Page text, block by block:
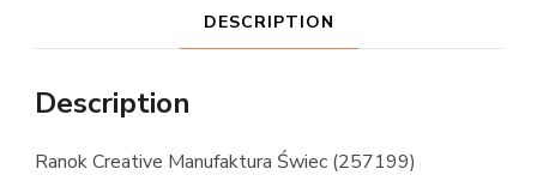
DESCRIPTION
Description
Ranok Creative Manufaktura Świec (257199)